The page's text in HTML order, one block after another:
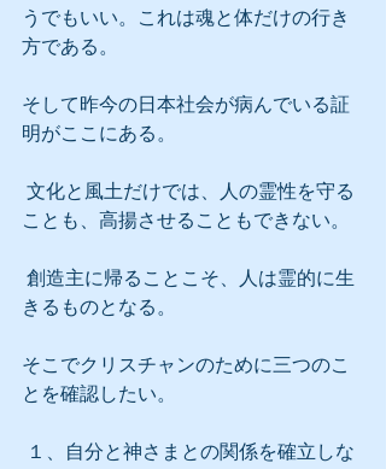
うでもいい。これは魂と体だけの行き
方である。
そして昨今の日本社会が病んでいる証
明がここにある。
ことも、高揚させることもできない。
きるものとなる。
そこでクリスチャンのために三つのこ
とを確認したい。